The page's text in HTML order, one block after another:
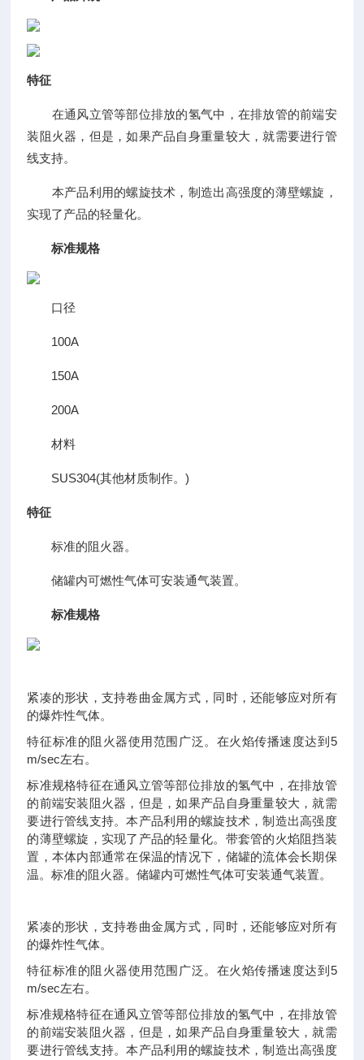
特征
在通风立管等部位排放的氢气中，在排放管的前端安
装阻火器，但是，如果产品自身重量较大，就需要进行管
线支持。
本产品利用的螺旋技术，制造出高强度的薄壁螺旋，
实现了产品的轻量化。
标准规格
口径
100A
150A
200A
材料
SUS304(其他材质制作。)
特征
标准的阻火器。
储罐内可燃性气体可安装通气装置。
标准规格
紧凑的形状，支持卷曲金属方式，同时，还能够应对所有
的爆炸性气体。
特征标准的阻火器使用范围广泛。在火焰传播速度达到5
m/sec左右。
标准规格特征在通风立管等部位排放的氢气中，在排放管
的前端安装阻火器，但是，如果产品自身重量较大，就需
要进行管线支持。本产品利用的螺旋技术，制造出高强度
的薄壁螺旋，实现了产品的轻量化。带套管的火焰阻挡装
置，本体内部通常在保温的情况下，储罐的流体会长期保
温。标准的阻火器。储罐内可燃性气体可安装通气装置。
紧凑的形状，支持卷曲金属方式，同时，还能够应对所有
的爆炸性气体。
特征标准的阻火器使用范围广泛。在火焰传播速度达到5
m/sec左右。
标准规格特征在通风立管等部位排放的氢气中，在排放管
的前端安装阻火器，但是，如果产品自身重量较大，就需
要进行管线支持。本产品利用的螺旋技术，制造出高强度